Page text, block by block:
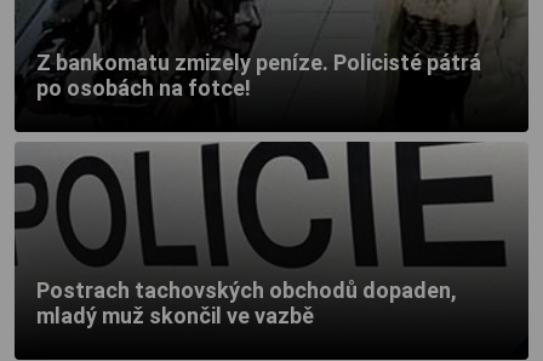
Z bankomatu zmizely peníze. Policisté pátrá
po osobách na fotce!
Postrach tachovských obchodů dopaden,
mladý muž skončil ve vazbě